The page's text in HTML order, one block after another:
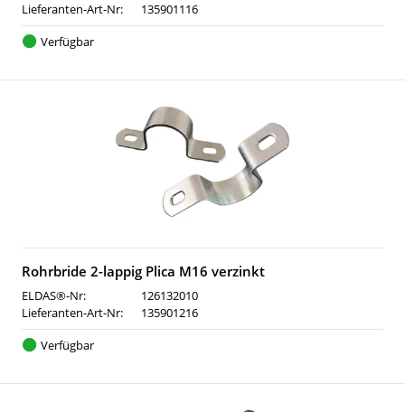
Lieferanten-Art-Nr:
135901116
Verfügbar
Rohrbride 2-lappig Plica M16 verzinkt
ELDAS®-Nr:
126132010
Lieferanten-Art-Nr:
135901216
Verfügbar